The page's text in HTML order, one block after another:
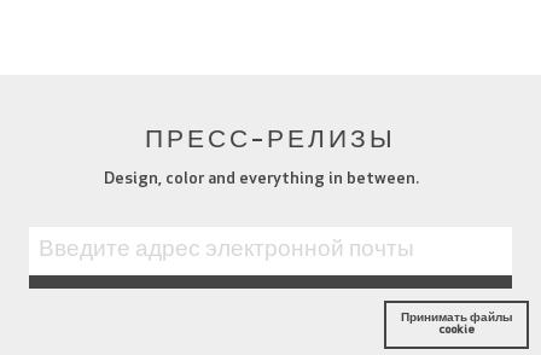
Принимать файлы
cookie
ПРЕСС-РЕЛИЗЫ
Design, color and everything in between.